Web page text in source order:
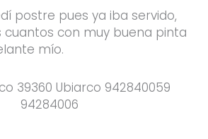
postre pues ya iba servido,
cuantos con muy buena pinta
mío.
39360 Ubiarco 942840059
94284006